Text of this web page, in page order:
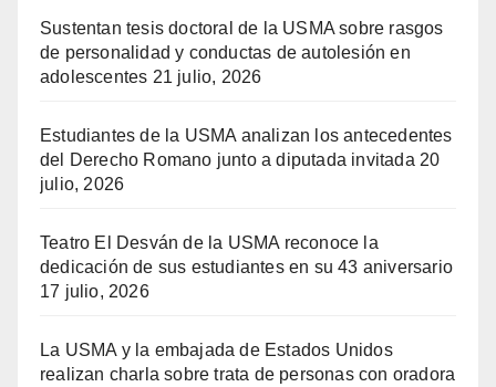
Sustentan tesis doctoral de la USMA sobre rasgos
de personalidad y conductas de autolesión en
adolescentes 21 julio, 2026
Estudiantes de la USMA analizan los antecedentes
del Derecho Romano junto a diputada invitada 20
julio, 2026
Teatro El Desván de la USMA reconoce la
dedicación de sus estudiantes en su 43 aniversario
17 julio, 2026
La USMA y la embajada de Estados Unidos
realizan charla sobre trata de personas con oradora